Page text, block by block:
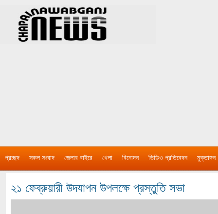
প্রচ্ছদ সকল সংবাদ জেলার বাইরে খেলা বিনোদন ভিডিও প্রতিবেদন মুক্তাঙ্গন
২১ ফেব্রুয়ারী উদযাপন উপলক্ষে প্রস্তুতি সভা